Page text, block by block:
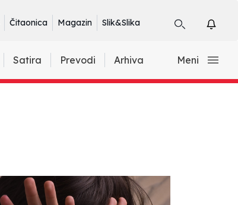
Čitaonica Magazin Slik&Slika
Satira Prevodi Arhiva Meni